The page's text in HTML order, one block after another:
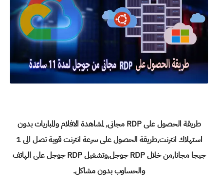
طريقة الحصول على RDP مجانى, لمشاهدة الافلام والمباريات بدون
استهلاك انترنت,طريقة الحصول على سرعة انترنت قوية تصل الى 1
جيجا مجانا,من خلال RDP جوجل,وتشغيل RDP جوجل على الهاتف
والحساوب بدون مشاكل.